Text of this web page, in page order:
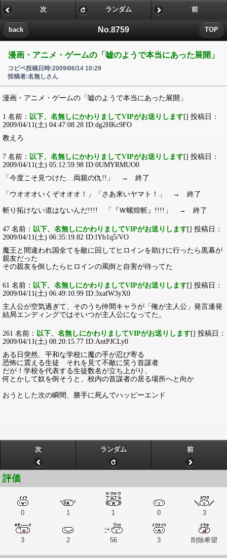
No.8759
back TOP
次 ランダム 前
漫画・アニメ・ゲームの「嘘のようで本当にあった展開」
コピペ投稿日時:2009/06/14 10:29
投稿者:名無しさん
漫画・アニメ・ゲームの「嘘のようで本当にあった展開」
1 名前： 以下、名無しにかわりましてVIPがお送りします[] 投稿日：
2009/04/11(土) 04:47:08.28 ID:dg2HKc9FO
教えろ
7 名前： 以下、名無しにかわりましてVIPがお送りします[] 投稿日：
2009/04/11(土) 05:12:59.98 ID:0UMYRMUO0
「今度こそ見つけた…両親の仇!!」 → 終了
「ウオオオいくぞオオオ！」「さあ来いヤマト！」 → 終了
斬り拓けない道はないんだ!!!! 「『Ｗ螺煌斬』!!!!」 → 終了
47 名前： 以下、名無しにかわりましてVIPがお送りします[] 投稿日：
2009/04/11(土) 06:35:19.82 ID:lYb1q5/VO
魔王と間違われ国全てを敵に回してヒロインを助けに行ったら黒幕が
親友だった
その親友を倒したらヒロインの罵倒と自害が待ってた
61 名前： 以下、名無しにかわりましてVIPがお送りします[] 投稿日：
2009/04/11(土) 06:49:10.99 ID:3xafW3yX0
主人公が空気過ぎて、そのうち仲間キャラが「俺が主人公」発言連発
結局エンディングではそいつが主人公になってた。
261 名前： 以下、名無しにかわりましてVIPがお送りします[] 投稿日：
2009/04/11(土) 08:20:15.77 ID:AntPJCLy0
ある日突然、平和な学校に魔の手が忍び寄る
恐怖に震える生徒 それを見て不敵に笑う首謀者
だが！学校を代表する生徒数名が立ち上がり、
何とかして奴を倒そうと、校内の首謀者の居る場所へと向か
おうとした次の瞬間、勝手に死んでハッピーエンド
次 ランダム 前
評価
0 1 1 0 3
3 2 56 3 削除希望